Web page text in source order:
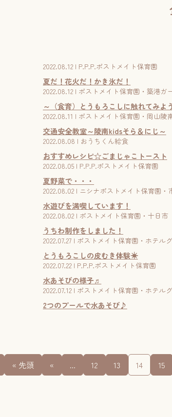
2022.08.12 | P.P.P.ポストメイト保育園
夏だ！花火だ！かき氷だ！
2022.08.12 | ポストメイト保育園・築港ガ
～（食育）とうもろこしに触れてみよ
2022.08.11 | ポストメイト保育園・岡山陵
交通安全教室～陵南kidsそら＆にじ～
2022.08.08 | おうちくん給食
おすすめレシピ☆ごまじゃこトースト
2022.08.05 | P.P.P.ポストメイト保育園
夏野菜で・・・
2022.08.02 | ニシナポストメイト保育園・
水遊びを満喫しています！
2022.08.02 | ポストメイト保育園・十日市
うちわ制作をしました！
2022.07.27 | ポストメイト保育園・ホテル
とうもろこしの皮むき体験☀
2022.07.22 | P.P.P.ポストメイト保育園
水あそびの様子♬
2022.07.12 | ポストメイト保育園・ホテル
2つのプールで水あそび♪
« 先頭 « ... 12 13 14 15